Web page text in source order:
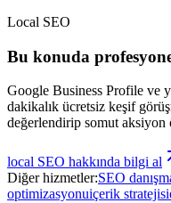
Local SEO
Bu konuda
Google Business Profile ve
dakikalık ücretsiz keşif
değerlendirip somut
local SEO hakkında bilgi al
Diğer hizmetler:SEO
optimizasyonuiçerik stratejisi